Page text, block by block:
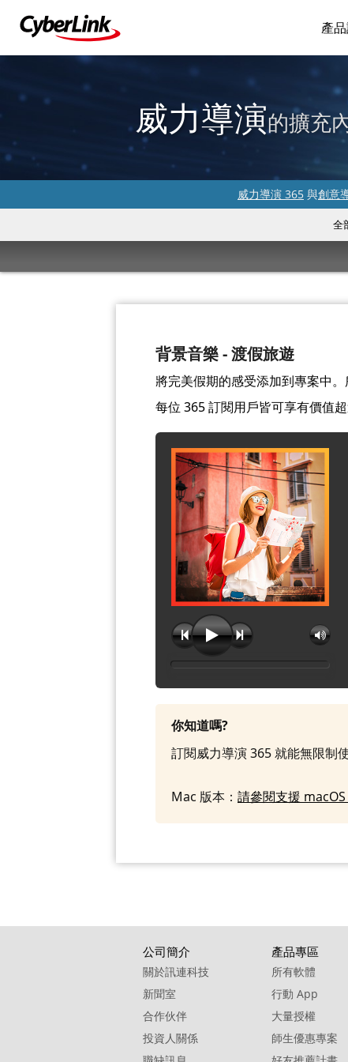
產
威力導演的擴充
威力導演 365 與創意
全
背景音樂 - 渡假旅遊
將完美假期的感受添加到專案中
每位 365 訂閱用戶皆可享有價值
你知道嗎?
訂閱威力導演 365 就能無限制
Mac 版本： 請參閱支援 macOS
公司簡介
關於訊連科技
新聞室
合作伙伴
投資人關係
產品專區
所有軟體
行動 App
大量授權
師生優惠專案